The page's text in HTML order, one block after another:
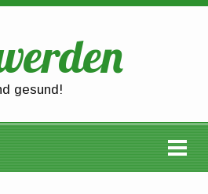
gesund!